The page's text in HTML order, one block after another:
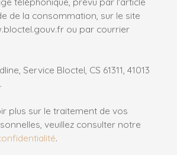
de la consommation, sur le site
ou par courrier
Service Bloctel, CS 61311, 41013
plus sur le traitement de vos
veuillez consulter notre
.